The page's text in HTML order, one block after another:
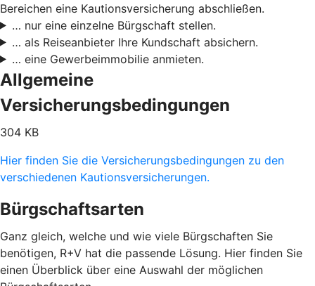
Bereichen eine Kautionsversicherung abschließen.
… nur eine einzelne Bürgschaft stellen.
… als Reiseanbieter Ihre Kundschaft absichern.
… eine Gewerbeimmobilie anmieten.
Allgemeine
Versicherungsbedingungen
304 KB
Hier finden Sie die Versicherungsbedingungen zu den
verschiedenen Kautionsversicherungen.
Bürgschaftsarten
Ganz gleich, welche und wie viele Bürgschaften Sie
benötigen, R+V hat die passende Lösung. Hier finden Sie
einen Überblick über eine Auswahl der möglichen